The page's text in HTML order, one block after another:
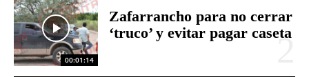
00:01:14
Zafarrancho para no cerrar
‘truco’ y evitar pagar caseta